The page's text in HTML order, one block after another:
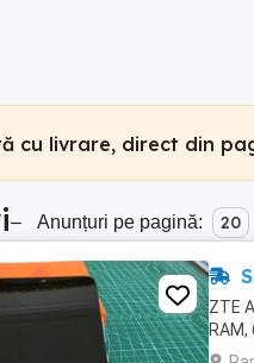
cu livrare, direct din
– Anunțuri pe pagină: 20
ZTE